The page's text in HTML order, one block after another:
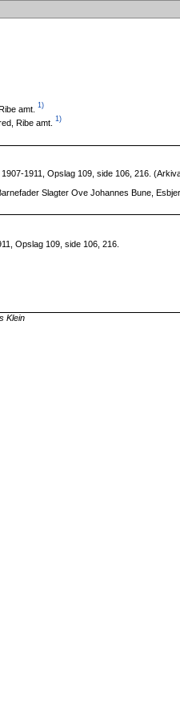
amt. 1)
Ribe amt. 1)
1911, Opslag 109, side 106, 216.
Slagter Ove Johannes Bune,
Opslag 109, side 106, 216.
Klein